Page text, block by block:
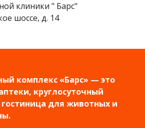
клиники " Барс"
шоссе, д. 14
комплекс «Барс» — это
круглосуточный
гостиница для животных и